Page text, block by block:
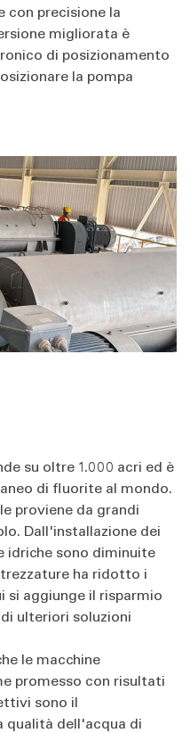
con precisione la
migliorata è
di posizionamento
la pompa
su oltre 1.000 acri ed è
di fluorite al mondo.
proviene da grandi
Dall'installazione dei
idriche sono diminuite
ha ridotto i
si aggiunge il risparmio
ulteriori soluzioni
le macchine
promesso con risultati
sono il
qualità dell'acqua di